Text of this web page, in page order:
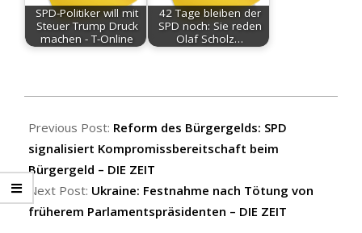
SPD-Politiker will mit
Steuer Trump Druck
machen - T-Online
42 Tage bleiben der
SPD noch: Sie reden
Olaf Scholz…
09-
01
Previous Post: Reform des Bürgergelds: SPD
signalisiert Kompromissbereitschaft beim
Bürgergeld – DIE ZEIT
Next Post: Ukraine: Festnahme nach Tötung von
früherem Parlamentspräsidenten – DIE ZEIT